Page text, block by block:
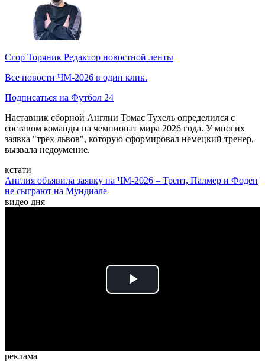
Єгор Торяник Редактор новостной ленты
Все новости ЧМ-2026 в один клик.
Подписаться на Футбол 24
Наставник сборной Англии Томас Тухель определился с
составом команды на чемпионат мира 2026 года. У многих
заявка "трех львов", которую сформировал немецкий тренер,
вызвала недоумение.
кстати
Англия объявила заявку на ЧМ-2026 – Трент, Палмер и Фоден
не сыграют на Мундиале
видео дня
Play
реклама